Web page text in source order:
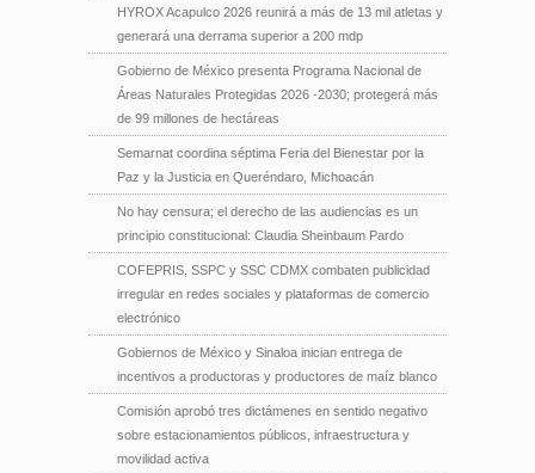
HYROX Acapulco 2026 reunirá a más de 13 mil atletas y
generará una derrama superior a 200 mdp
Gobierno de México presenta Programa Nacional de
Áreas Naturales Protegidas 2026 -2030; protegerá más
de 99 millones de hectáreas
Semarnat coordina séptima Feria del Bienestar por la
Paz y la Justicia en Queréndaro, Michoacán
No hay censura; el derecho de las audiencias es un
principio constitucional: Claudia Sheinbaum Pardo
COFEPRIS, SSPC y SSC CDMX combaten publicidad
irregular en redes sociales y plataformas de comercio
electrónico
Gobiernos de México y Sinaloa inician entrega de
incentivos a productoras y productores de maíz blanco
Comisión aprobó tres dictámenes en sentido negativo
sobre estacionamientos públicos, infraestructura y
movilidad activa